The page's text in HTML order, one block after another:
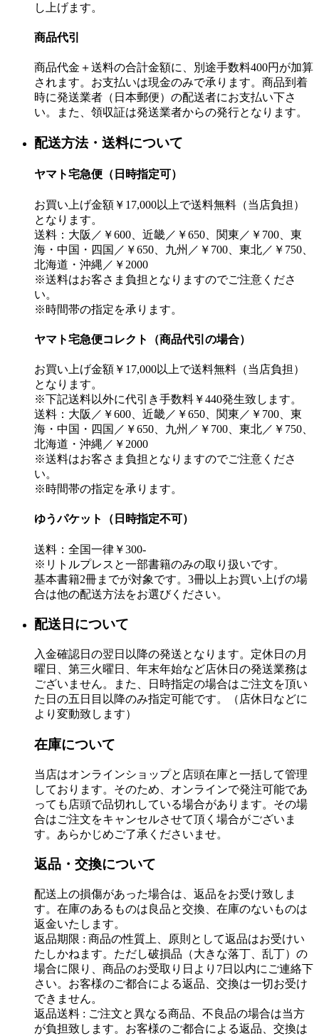
し上げます。
商品代引
商品代金＋送料の合計金額に、別途手数料400円が加算
されます。お支払いは現金のみで承ります。商品到着
時に発送業者（日本郵便）の配送者にお支払い下さ
い。また、領収証は発送業者からの発行となります。
配送方法・送料について
ヤマト宅急便（日時指定可）
お買い上げ金額￥17,000以上で送料無料（当店負担）
となります。
送料：大阪／￥600、近畿／￥650、関東／￥700、東
海・中国・四国／￥650、九州／￥700、東北／￥750、
北海道・沖縄／￥2000
※送料はお客さま負担となりますのでご注意くださ
い。
※時間帯の指定を承ります。
ヤマト宅急便コレクト（商品代引の場合）
お買い上げ金額￥17,000以上で送料無料（当店負担）
となります。
※下記送料以外に代引き手数料￥440発生致します。
送料：大阪／￥600、近畿／￥650、関東／￥700、東
海・中国・四国／￥650、九州／￥700、東北／￥750、
北海道・沖縄／￥2000
※送料はお客さま負担となりますのでご注意くださ
い。
※時間帯の指定を承ります。
ゆうパケット（日時指定不可）
送料：全国一律￥300-
※リトルプレスと一部書籍のみの取り扱いです。
基本書籍2冊までが対象です。3冊以上お買い上げの場
合は他の配送方法をお選びください。
配送日について
入金確認日の翌日以降の発送となります。定休日の月
曜日、第三火曜日、年末年始など店休日の発送業務は
ございません。また、日時指定の場合はご注文を頂い
た日の五日目以降のみ指定可能です。（店休日などに
より変動致します）
在庫について
当店はオンラインショップと店頭在庫と一括して管理
しております。そのため、オンラインで発注可能であ
っても店頭で品切れしている場合があります。その場
合はご注文をキャンセルさせて頂く場合がございま
す。あらかじめご了承くださいませ。
返品・交換について
配送上の損傷があった場合は、返品をお受け致しま
す。在庫のあるものは良品と交換、在庫のないものは
返金いたします。
返品期限 : 商品の性質上、原則として返品はお受けい
たしかねます。ただし破損品（大きな落丁、乱丁）の
場合に限り、商品のお受取り日より7日以内にご連絡下
さい。お客様のご都合による返品、交換は一切お受け
できません。
返品送料 : ご注文と異なる商品、不良品の場合は当方
が負担致します。お客様のご都合による返品、交換は